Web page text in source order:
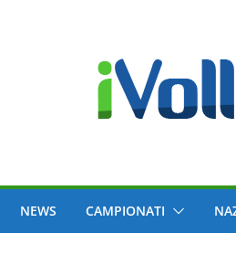
NEWS CAMPIONATI